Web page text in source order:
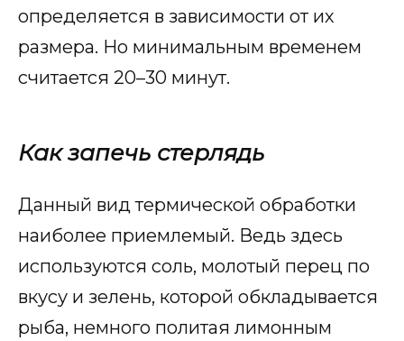
определяется в зависимости от их
размера. Но минимальным временем
считается 20–30 минут.
Как запечь стерлядь
Данный вид термической обработки
наиболее приемлемый. Ведь здесь
используются соль, молотый перец по
вкусу и зелень, которой обкладывается
рыба, немного политая лимонным